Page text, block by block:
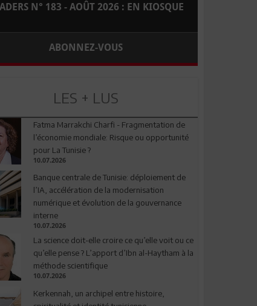
N° 183 - AOÛT 2026 : EN KIOSQUE
ABONNEZ-VOUS
LES + LUS
Fatma Marrakchi Charfi - Fragmentation de
l’économie mondiale: Risque ou opportunité
pour La Tunisie ?
10.07.2026
Banque centrale de Tunisie: déploiement de
l’IA, accélération de la modernisation
numérique et évolution de la gouvernance
interne
10.07.2026
La science doit-elle croire ce qu’elle voit ou ce
qu’elle pense ? L’apport d’Ibn al-Haytham à la
méthode scientifique
10.07.2026
Kerkennah, un archipel entre histoire,